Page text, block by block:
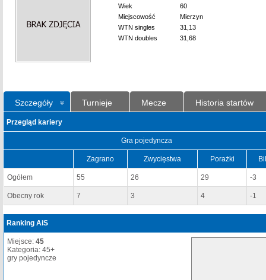
Wiek
60
Miejscowość
Mierzyn
WTN singles
31,13
WTN doubles
31,68
Szczegóły Turnieje Mecze Historia startów
Przegląd kariery
Gra pojedyncza
Zagrano Zwycięstwa Porażki
Ogółem 55 26 29 -3
Obecny rok 7 3 4 -1
Ranking AiS
Miejsce: 45
Kategoria: 45+
gry pojedyncze